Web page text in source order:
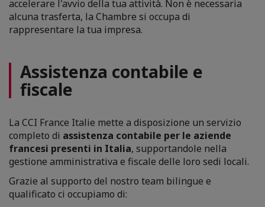
accelerare l'avvio della tua attività. Non è necessaria
alcuna trasferta, la Chambre si occupa di
rappresentare la tua impresa.
Assistenza contabile e
fiscale
La CCI France Italie mette a disposizione un servizio
completo di assistenza contabile per le aziende
francesi presenti in Italia, supportandole nella
gestione amministrativa e fiscale delle loro sedi locali.
Grazie al supporto del nostro team bilingue e
qualificato ci occupiamo di: